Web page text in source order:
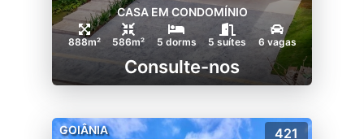
CASA EM CONDOMÍNIO
888m² 586m² 5 dorms 5 suítes 6 vagas
Consulte-nos
GOIÂNIA 421